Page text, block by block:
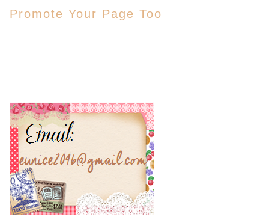
Promote Your Page Too